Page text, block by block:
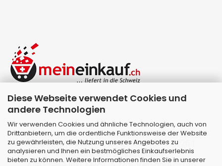
Diese Webseite verwendet Cookies und
andere Technologien
Wir verwenden Cookies und ähnliche Technologien, auch von
Drittanbietern, um die ordentliche Funktionsweise der Website
zu gewährleisten, die Nutzung unseres Angebotes zu
analysieren und Ihnen ein bestmögliches Einkaufserlebnis
bieten zu können. Weitere Informationen finden Sie in unserer
Webshop erstellenmit Gambio.de © 2026 |
Template vonJungCreative.